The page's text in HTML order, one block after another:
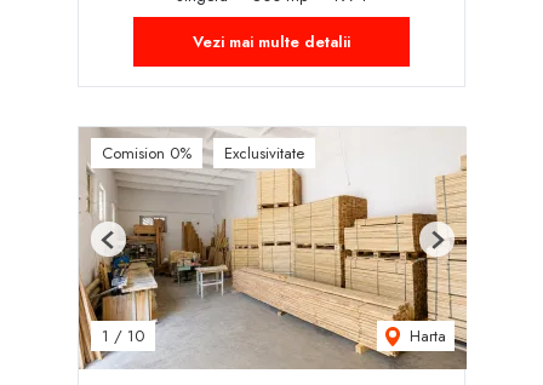
Vezi mai multe detalii
Comision 0% Exclusivitate
1 / 10 Harta
Previous Next